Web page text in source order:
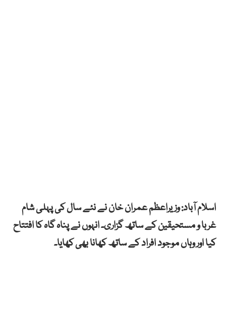
اسلام آباد: وزیراعظم عمران خان نے نئے سال کی پہلی شام
غربا و مستحیقین کے ساتھ گزاری۔ انہوں نے پناہ گاہ کا افتتاح
کیا اور وہاں موجود افراد کے ساتھ کھانا بھی کھایا۔